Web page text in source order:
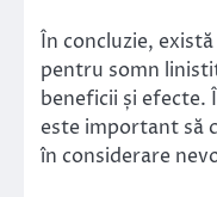
În concluzie,
pentru somn
beneficii și efecte.
este important să
în considerare